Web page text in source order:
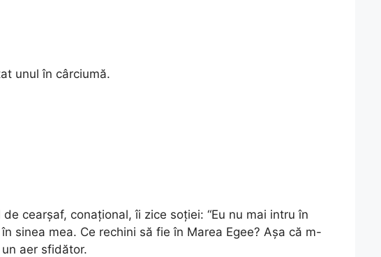
unul în cârciumă.
cearșaf, conațional, îi zice soției: “Eu nu mai intru în
sinea mea. Ce rechini să fie în Marea Egee? Așa că m-
aer sfidător.